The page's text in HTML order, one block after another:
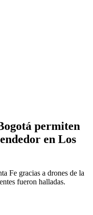
permiten
en Los
Fe gracias a drones de la
fueron halladas.